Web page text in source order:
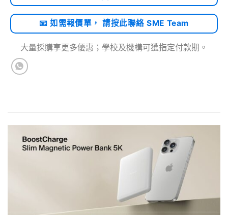
📧 如需報價單， 請按此聯絡 SME Team
大量採購享更多優惠；學校及機構可獲指定付款期。